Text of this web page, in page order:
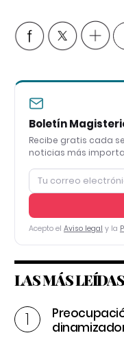
Boletín
Recibe gratis cada
noticias más
Acepto el Aviso legal y la
LAS MÁS LEÍDAS